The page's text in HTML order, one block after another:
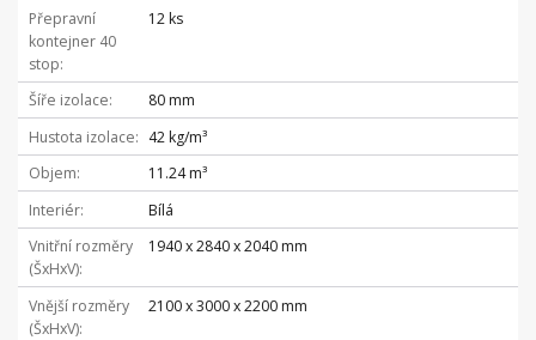
Přepravní
kontejner 40
stop
12 ks
Šíře izolace
80 mm
Hustota izolace
42 kg/m³
Objem
11.24 m³
Interiér
Bílá
Vnitřní rozměry
(ŠxHxV)
1940 x 2840 x 2040 mm
Vnější rozměry
(ŠxHxV)
2100 x 3000 x 2200 mm